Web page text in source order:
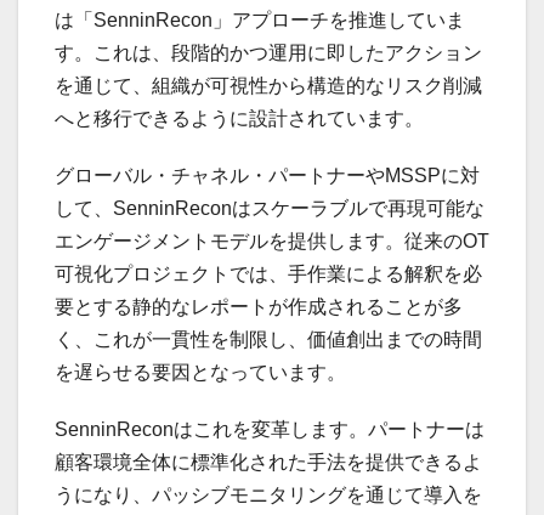
は「SenninRecon」アプローチを推進していま
す。これは、段階的かつ運用に即したアクション
を通じて、組織が可視性から構造的なリスク削減
へと移行できるように設計されています。
グローバル・チャネル・パートナーやMSSPに対
して、SenninReconはスケーラブルで再現可能な
エンゲージメントモデルを提供します。従来のOT
可視化プロジェクトでは、手作業による解釈を必
要とする静的なレポートが作成されることが多
く、これが一貫性を制限し、価値創出までの時間
を遅らせる要因となっています。
SenninReconはこれを変革します。パートナーは
顧客環境全体に標準化された手法を提供できるよ
うになり、パッシブモニタリングを通じて導入を